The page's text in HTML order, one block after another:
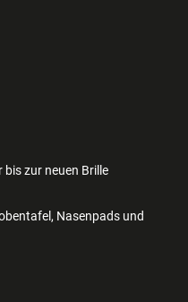
zur neuen Brille
Nasenpads und